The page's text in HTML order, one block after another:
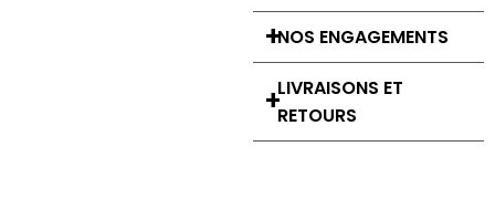
NOS ENGAGEMENTS
LIVRAISONS ET
RETOURS